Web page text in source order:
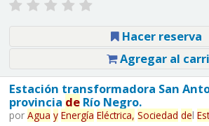
Hacer reserva
Agregar al
Estación transformadora San
provincia deRío Negro.
por Agua y Energía Eléctrica, Sociedad del